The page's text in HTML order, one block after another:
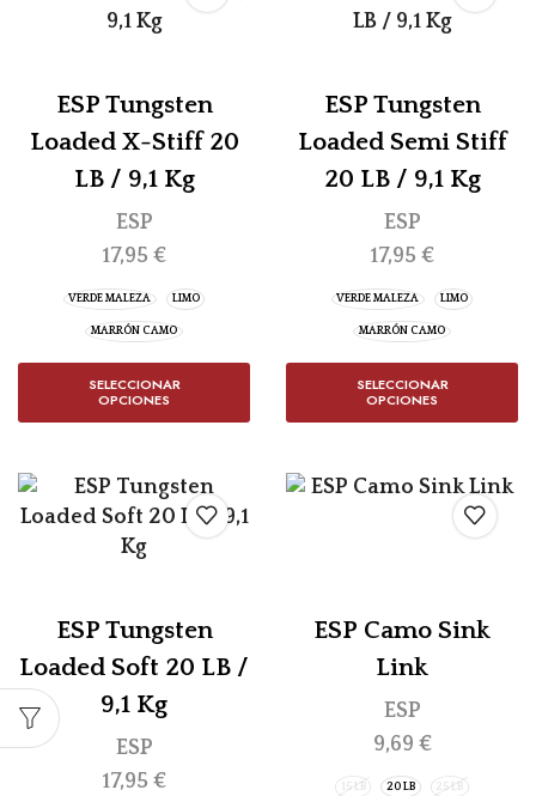
ESP Tungsten
Loaded X-Stiff 20
LB / 9,1 Kg
ESP
17,95 €
VERDE MALEZA LIMO
MARRÓN CAMO
SELECCIONAR
OPCIONES
ESP Tungsten
Loaded Semi Stiff
20 LB / 9,1 Kg
ESP
17,95 €
VERDE MALEZA LIMO
MARRÓN CAMO
SELECCIONAR
OPCIONES
ESP Tungsten
Loaded Soft 20 LB /
9,1 Kg
ESP
17,95 €
ESP Camo Sink
Link
ESP
9,69 €
15 LB 20 LB 25 LB